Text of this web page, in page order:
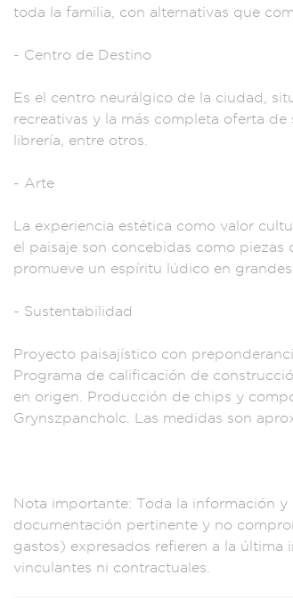
toda la familia, con alternativas que
- Centro de Destino
Es el centro neurálgico de la ciudad,
recreativas y la más completa oferta de
librería, entre otros.
- Arte
La experiencia estética como valor c
el paisaje son concebidas como piezas
promueve un espíritu lúdico en
- Sustentabilidad
Proyecto paisajístico con prep
Programa de calificación de
en origen. Producción de chips y co
Grynszpancho lc. Las medidas son
Nota importante: Toda la información y
documentación pertinente y no
gastos) expresados refieren a la última
vinculantes ni contractuales.